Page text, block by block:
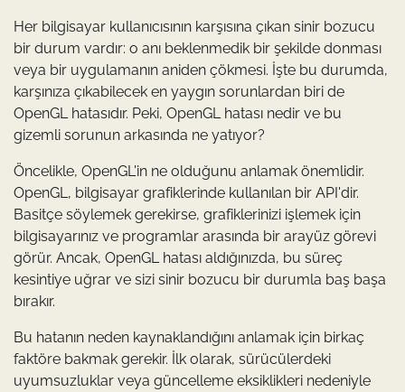
Her bilgisayar kullanıcısının karşısına çıkan sinir bozucu
bir durum vardır: o anı beklenmedik bir şekilde donması
veya bir uygulamanın aniden çökmesi. İşte bu durumda,
karşınıza çıkabilecek en yaygın sorunlardan biri de
OpenGL hatasıdır. Peki, OpenGL hatası nedir ve bu
gizemli sorunun arkasında ne yatıyor?
Öncelikle, OpenGL'in ne olduğunu anlamak önemlidir.
OpenGL, bilgisayar grafiklerinde kullanılan bir API'dir.
Basitçe söylemek gerekirse, grafiklerinizi işlemek için
bilgisayarınız ve programlar arasında bir arayüz görevi
görür. Ancak, OpenGL hatası aldığınızda, bu süreç
kesintiye uğrar ve sizi sinir bozucu bir durumla baş başa
bırakır.
Bu hatanın neden kaynaklandığını anlamak için birkaç
faktöre bakmak gerekir. İlk olarak, sürücülerdeki
uyumsuzluklar veya güncelleme eksiklikleri nedeniyle